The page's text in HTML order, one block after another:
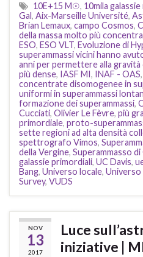
10E+15 M☉, 10mila
Gal, Aix-Marseille Université,
Brian Lemaux, campo Cosmos,
della massa molto più
ESO, ESO VLT, Evoluzione di
superammassi vicini hanno
anni per permettere alla
più dense, IASF MI, INAF - OAS,
concentrate disomogenee in
uniformi in superammassi
formazione dei superammassi,
Cucciati, Olivier Le Fèvre, più
primordiale, proto-
sette regioni ad alta densità
spettrografo Vimos,
della Vergine, Superammasso di
galassie primordiali, UC Davis,
Bang, Universo locale,
Survey, VUDS
NOV
13
2017
Luce
iniziative |